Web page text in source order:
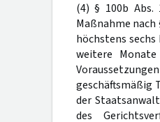
(4) § 100b
Maßnahme nach
höchstens
weitere
geschäftsmäßig
der
des